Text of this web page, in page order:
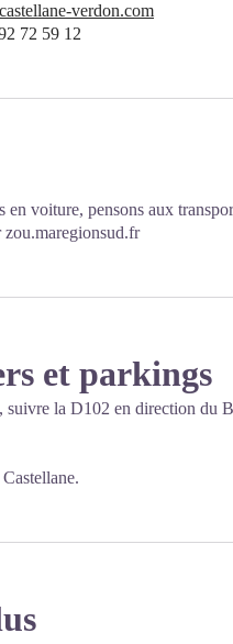
verdon.com
72 59 12
en voiture, pensons aux
zou.maregionsud.fr
et parkings
suivre la D102 en direction du